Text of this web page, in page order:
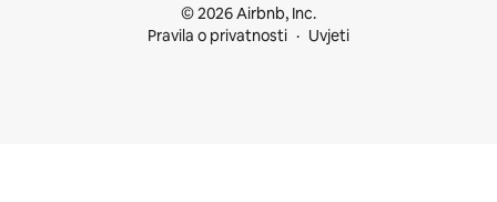
© 2026 Airbnb, Inc.
Pravila o privatnosti
Uvjeti